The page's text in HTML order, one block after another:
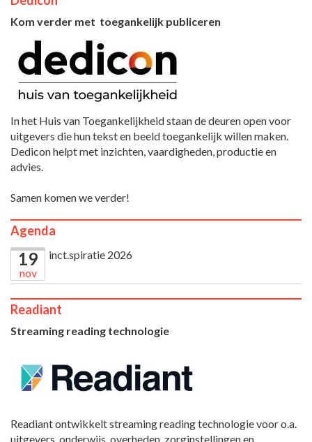
Kom verder met toegankelijk publiceren
In het Huis van Toegankelijkheid staan de deuren open voor
uitgevers die hun tekst en beeld toegankelijk willen maken.
Dedicon helpt met inzichten, vaardigheden, productie en
advies.
Samen komen we verder!
Agenda
19
nov
inct.spiratie 2026
Readiant
Streaming reading technologie
Readiant ontwikkelt streaming reading technologie voor o.a.
uitgevers, onderwijs, overheden, zorginstellingen en